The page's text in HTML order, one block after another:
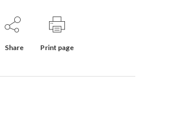
Share Print page